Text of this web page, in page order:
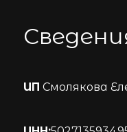
ИП Смолякова